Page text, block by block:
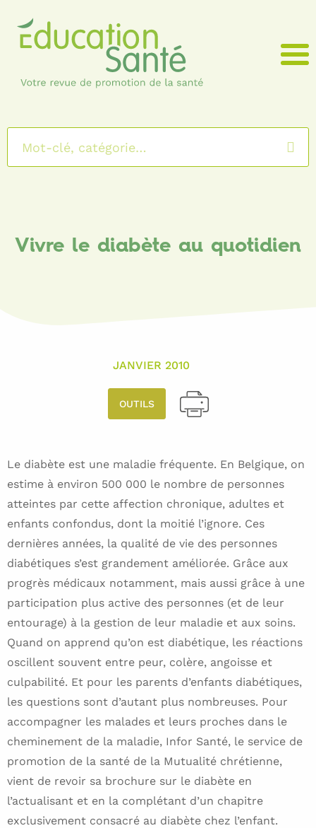
Menu
Vivre le diabète au quotidien
JANVIER 2010
OUTILS
Le diabète est une maladie fréquente. En Belgique, on
estime à environ 500 000 le nombre de personnes
atteintes par cette affection chronique, adultes et
enfants confondus, dont la moitié l’ignore. Ces
dernières années, la qualité de vie des personnes
diabétiques s’est grandement améliorée. Grâce aux
progrès médicaux notamment, mais aussi grâce à une
participation plus active des personnes (et de leur
entourage) à la gestion de leur maladie et aux soins.
Quand on apprend qu’on est diabétique, les réactions
oscillent souvent entre peur, colère, angoisse et
culpabilité. Et pour les parents d’enfants diabétiques,
les questions sont d’autant plus nombreuses. Pour
accompagner les malades et leurs proches dans le
cheminement de la maladie, Infor Santé, le service de
promotion de la santé de la Mutualité chrétienne,
vient de revoir sa brochure sur le diabète en
l’actualisant et en la complétant d’un chapitre
exclusivement consacré au diabète chez l’enfant.